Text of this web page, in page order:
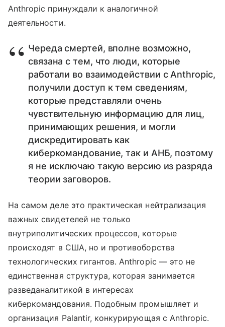
Anthropic принуждали к аналогичной
деятельности.
Череда смертей, вполне возможно,
связана с тем, что люди, которые
работали во взаимодействии с Anthropic,
получили доступ к тем сведениям,
которые представляли очень
чувствительную информацию для лиц,
принимающих решения, и могли
дискредитировать как
киберкомандование, так и АНБ, поэтому
я не исключаю такую версию из разряда
теории заговоров.
На самом деле это практическая нейтрализация
важных свидетелей не только
внутриполитических процессов, которые
происходят в США, но и противоборства
технологических гигантов. Anthropic — это не
единственная структура, которая занимается
разведаналитикой в интересах
киберкомандования. Подобным промышляет и
организация Palantir, конкурирующая с Anthropic.